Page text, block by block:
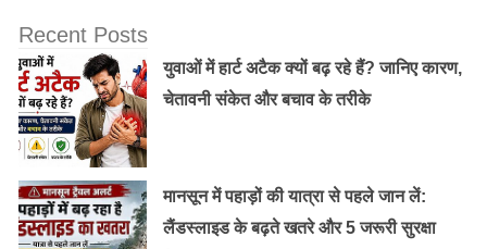
6 दिसंबर 1956 को अंतिम सांस:
14 अक्टूबर, 1956 को नागपुर में अंबेडकर ने खुद और उनके
समर्थकों के लिए एक औपचारिक सार्वजनिक समारोह का आयोजन
Recent Posts
युवाओं में हार्ट अटैक क्यों बढ़ रहे हैं? जानिए कारण,
चेतावनी संकेत और बचाव के तरीके
मानसून में पहाड़ों की यात्रा से पहले जान लें:
लैंडस्लाइड के बढ़ते खतरे और 5 जरूरी सुरक्षा